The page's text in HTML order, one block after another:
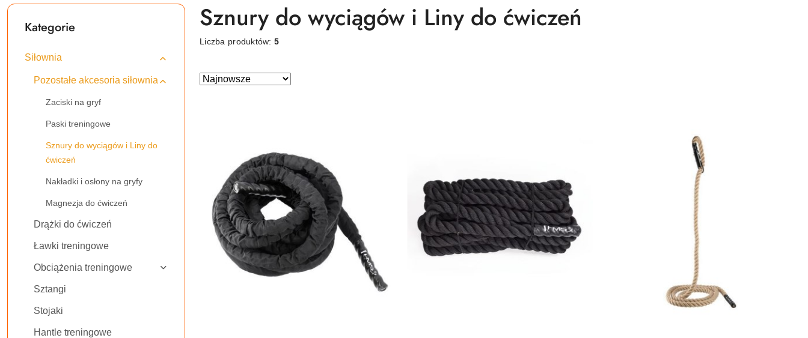
Kategorie
Siłownia
Pozostałe akcesoria siłownia
Zaciski na gryf
Paski treningowe
Sznury do wyciągów i Liny do
ćwiczeń
Nakładki i osłony na gryfy
Magnezja do ćwiczeń
Drążki do ćwiczeń
Ławki treningowe
Obciążenia treningowe
Sztangi
Stojaki
Hantle treningowe
Sznury do wyciągów i Liny do ćwiczeń
Liczba produktów:5
Zastosowano
Sortuj